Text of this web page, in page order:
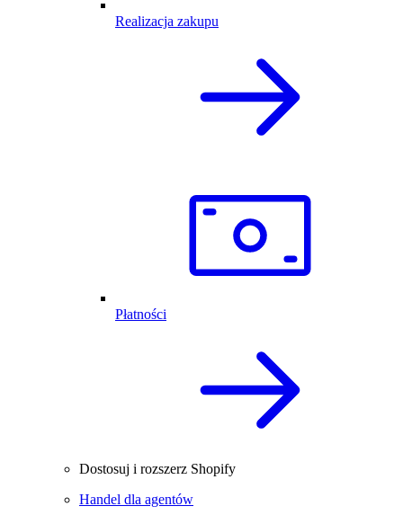
Realizacja zakupu
Płatności
Dostosuj i rozszerz Shopify
Handel dla agentów